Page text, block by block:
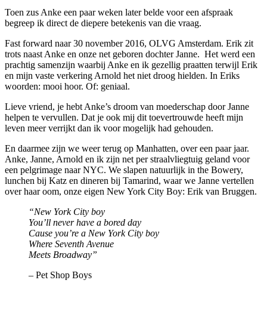
Toen zus Anke een paar weken later belde voor een afspraak
begreep ik direct de diepere betekenis van die vraag.
Fast forward naar 30 november 2016, OLVG Amsterdam. Erik zit
trots naast Anke en onze net geboren dochter Janne. Het werd een
prachtig samenzijn waarbij Anke en ik gezellig praatten terwijl Erik
en mijn vaste verkering Arnold het niet droog hielden. In Eriks
woorden: mooi hoor. Of: geniaal.
Lieve vriend, je hebt Anke’s droom van moederschap door Janne
helpen te vervullen. Dat je ook mij dit toevertrouwde heeft mijn
leven meer verrijkt dan ik voor mogelijk had gehouden.
En daarmee zijn we weer terug op Manhatten, over een paar jaar.
Anke, Janne, Arnold en ik zijn net per straalvliegtuig geland voor
een pelgrimage naar NYC. We slapen natuurlijk in the Bowery,
lunchen bij Katz en dineren bij Tamarind, waar we Janne vertellen
over haar oom, onze eigen New York City Boy: Erik van Bruggen.
“New York City boy
You’ll never have a bored day
Cause you’re a New York City boy
Where Seventh Avenue
Meets Broadway”
– Pet Shop Boys